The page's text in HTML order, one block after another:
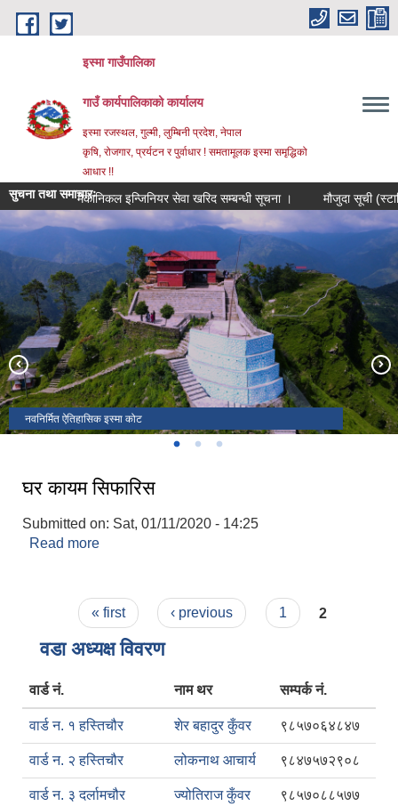
Skip to main content
इस्मा गाउँपालिका
गाउँ कार्यपालिकाको कार्यालय
इस्मा रजस्थल, गुल्मी, लुम्बिनी प्रदेश, नेपाल
कृषि, रोजगार, प्रर्यटन र पुर्वाधार ! समतामूलक इस्मा समृद्धिको
आधार !!
सुचना तथा समाचारः
मेकानिकल इन्जिनियर सेवा खरिद सम्बन्धी सूचना । मौजुदा सूची (स्टान्डिङ्ग
नवनिर्मित ऐतिहासिक इस्मा कोट
इस्मा गाउँपालिको कार्यालय
चापटारी फाट
घर कायम सिफारिस
Submitted on: Sat, 01/11/2020 - 14:25
Read more
Pages« first ‹ previous 1 2
वडा अध्यक्ष विवरण
वार्ड नं. नाम थर सम्पर्क नं.
वार्ड न. १ हस्तिचौर शेर बहादुर कुँवर ९८५७०६४८४७
वार्ड न. २ हस्तिचौर लोकनाथ आचार्य ९८४७५७२९०८
वार्ड न. ३ दर्लामचौर ज्योतिराज कुँवर ९८५७०८८५७७